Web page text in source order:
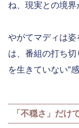
ね、現実との境
やがてマディは
は、番組の打ち
を生きていない”
「不穏さ」だけ